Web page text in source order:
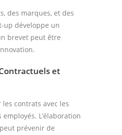
des marques, et des
up développe un
brevet peut être
et
contrats avec les
L’élaboration
prévenir de